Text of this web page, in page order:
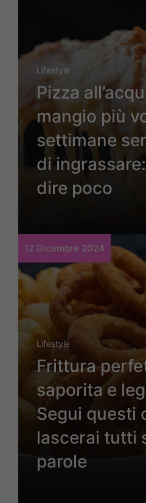
Lifestyle
Pizza
mangio più
settimane
di
dire poco
12 Dicembre 2024
Lifestyle
Frittura
saporita e
Segui questi
lascerai tutti
parole